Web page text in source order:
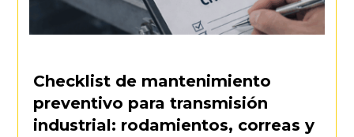
Checklist de mantenimiento
preventivo para transmisión
industrial: rodamientos, correas y